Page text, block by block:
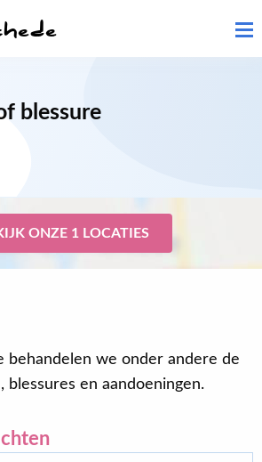
blessure
ONZE 1 LOCATIES
behandelen we onder andere de
blessures en aandoeningen.